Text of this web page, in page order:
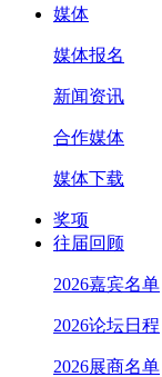
媒体
媒体报名
新闻资讯
合作媒体
媒体下载
奖项
往届回顾
2026嘉宾名单
2026论坛日程
2026展商名单